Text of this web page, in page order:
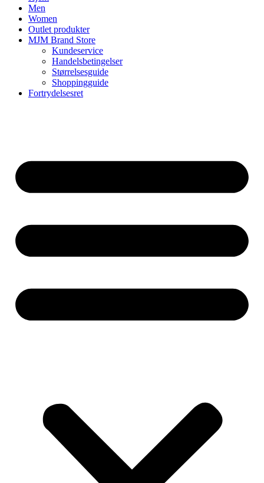
Men
Women
Outlet produkter
MJM Brand Store
Kundeservice
Handelsbetingelser
Størrelsesguide
Shoppingguide
Fortrydelsesret